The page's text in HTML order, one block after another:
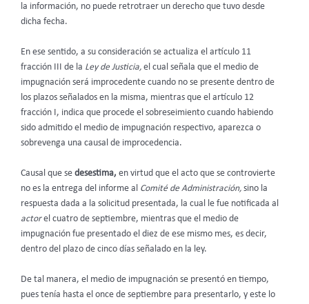
la información, no puede retrotraer un derecho que tuvo desde
dicha fecha.
En ese sentido, a su consideración se actualiza el artículo 11
fracción III de la Ley de Justicia, el cual señala que el medio de
impugnación será improcedente cuando no se presente dentro de
los plazos señalados en la misma, mientras que el artículo 12
fracción I, indica que procede el sobreseimiento cuando habiendo
sido admitido el medio de impugnación respectivo, aparezca o
sobrevenga una causal de improcedencia.
Causal que se desestima, en virtud que el acto que se controvierte
no es la entrega del informe al Comité de Administración, sino la
respuesta dada a la solicitud presentada, la cual le fue notificada al
actorel cuatro de septiembre, mientras que el medio de
impugnación fue presentado el diez de ese mismo mes, es decir,
dentro del plazo de cinco días señalado en la ley.
De tal manera, el medio de impugnación se presentó en tiempo,
pues tenía hasta el once de septiembre para presentarlo, y este lo